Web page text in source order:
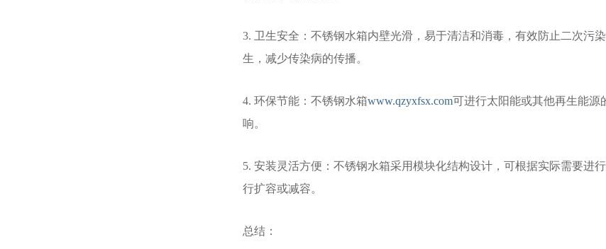
3. 卫生安全：不锈钢水箱内壁光滑，易于清洁和消毒，有效防止二次污
生，减少传染病的传播。
4. 环保节能：不锈钢水箱www.qzyxfsx.com可进行太阳能或其他再生能源
响。
5. 安装灵活方便：不锈钢水箱采用模块化结构设计，可根据实际需要进
行扩容或减容。
总结：